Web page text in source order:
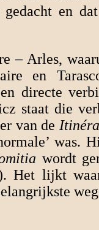
en
– Arles,
en
directe
staat die
van de
was.
wordt
Het lijkt